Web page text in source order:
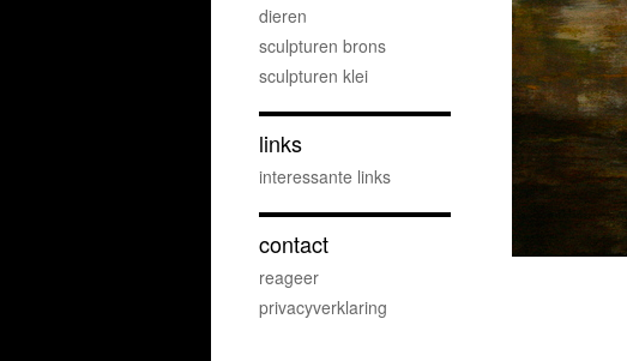
dieren
sculpturen brons
sculpturen klei
links
interessante links
contact
reageer
privacyverklaring